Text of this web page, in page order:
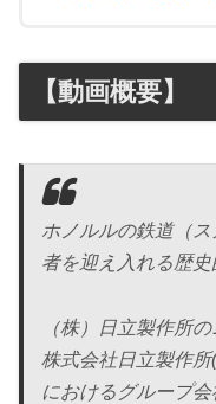
【動画概要】
ホノルルの鉄道（
者を迎え入れる歴史
（株）日立製作所
株式会社日立製作
におけるグループ